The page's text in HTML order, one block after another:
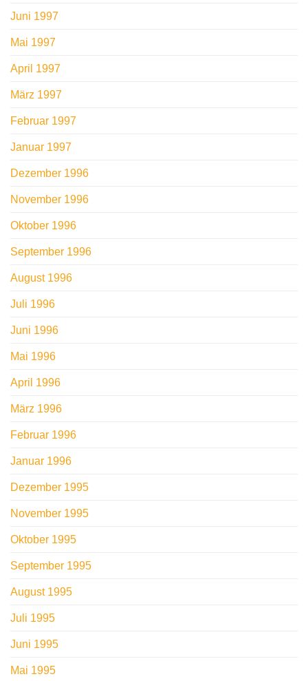
Juni 1997
Mai 1997
April 1997
März 1997
Februar 1997
Januar 1997
Dezember 1996
November 1996
Oktober 1996
September 1996
August 1996
Juli 1996
Juni 1996
Mai 1996
April 1996
März 1996
Februar 1996
Januar 1996
Dezember 1995
November 1995
Oktober 1995
September 1995
August 1995
Juli 1995
Juni 1995
Mai 1995